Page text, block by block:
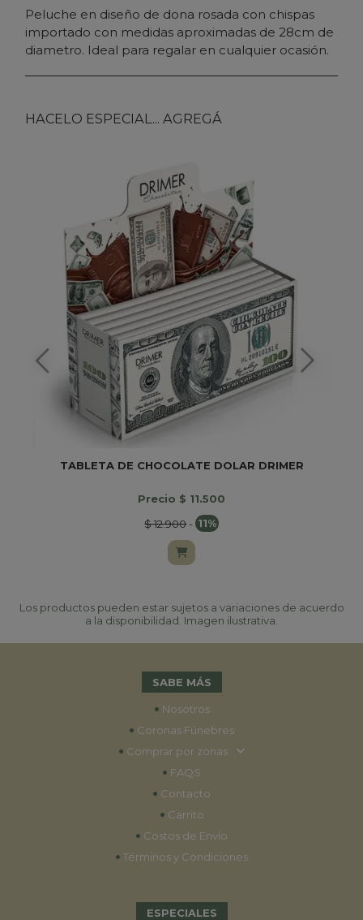
Peluche en diseño de dona rosada con chispas
importado con medidas aproximadas de 28cm de
diametro. Ideal para regalar en cualquier ocasión.
HACELO ESPECIAL... AGREGÁ
TABLETA DE CHOCOLATE DOLAR DRIMER
Precio $ 11.500
$ 12.900- 11%
Los productos pueden estar sujetos a variaciones de acuerdo
a la disponibilidad. Imagen ilustrativa.
SABE MÁS
• Nosotros
• Coronas Fúnebres
• Comprar por zonas
• FAQS
• Contacto
• Carrito
• Costos de Envío
• Términos y Condiciones
ESPECIALES